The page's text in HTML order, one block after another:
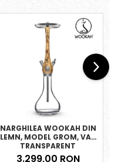
NARGHILEA WOOKAH DIN
LEMN, MODEL GROM, VAS
TRANSPARENT
3.299,00 RON